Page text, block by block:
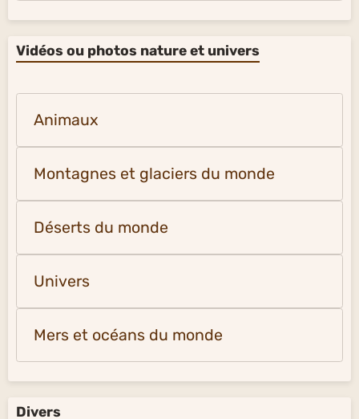
Vidéos ou photos nature et univers
Animaux
Montagnes et glaciers du monde
Déserts du monde
Univers
Mers et océans du monde
Divers